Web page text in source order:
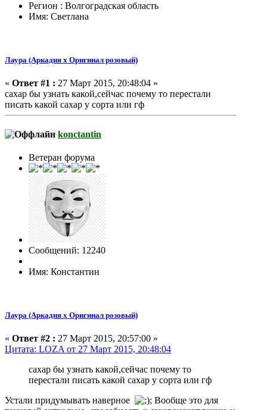
Регион : Волгоградская область
Имя: Светлана
Лаура (Аркадия х Оригинал розовый)
« Ответ #1 : 27 Март 2015, 20:48:04 »
сахар бы узнать какой,сейчас почему то перестали
писать какой сахар у сорта или гф
konctantin
Ветеран форума
Сообщений: 12240
Имя: Константин
Лаура (Аркадия х Оригинал розовый)
« Ответ #2 : 27 Март 2015, 20:57:00 »
Цитата: LOZA от 27 Март 2015, 20:48:04
сахар бы узнать какой,сейчас почему то
перестали писать какой сахар у сорта или гф
Устали придумывать наверное
Вообще это для